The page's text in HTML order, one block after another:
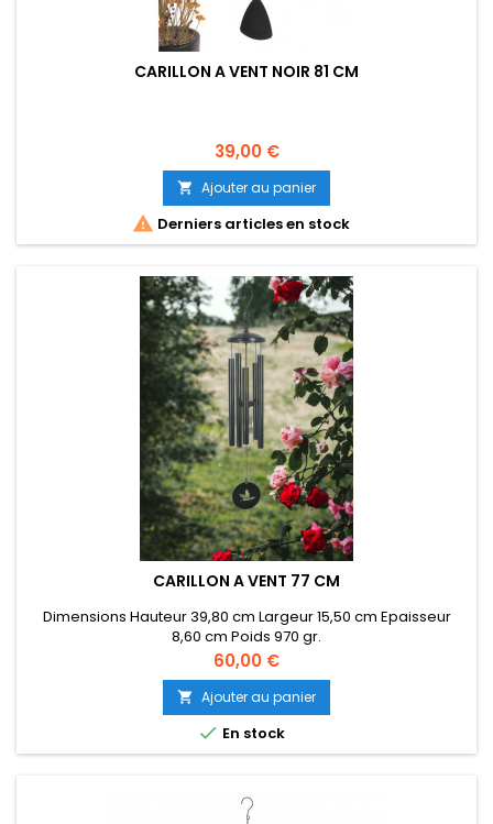
CARILLON A VENT NOIR 81 CM
Prix
39,00 €
 Ajouter au panier
 Derniers articles en stock
CARILLON A VENT 77 CM
Dimensions Hauteur 39,80 cm Largeur 15,50 cm Epaisseur
8,60 cm Poids 970 gr.
Prix
60,00 €
 Ajouter au panier
 En stock